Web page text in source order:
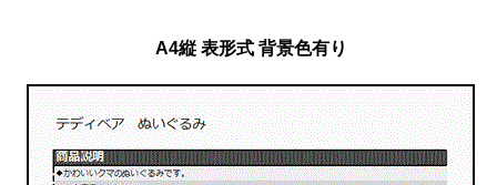
A4縦 表形式 背景色有り